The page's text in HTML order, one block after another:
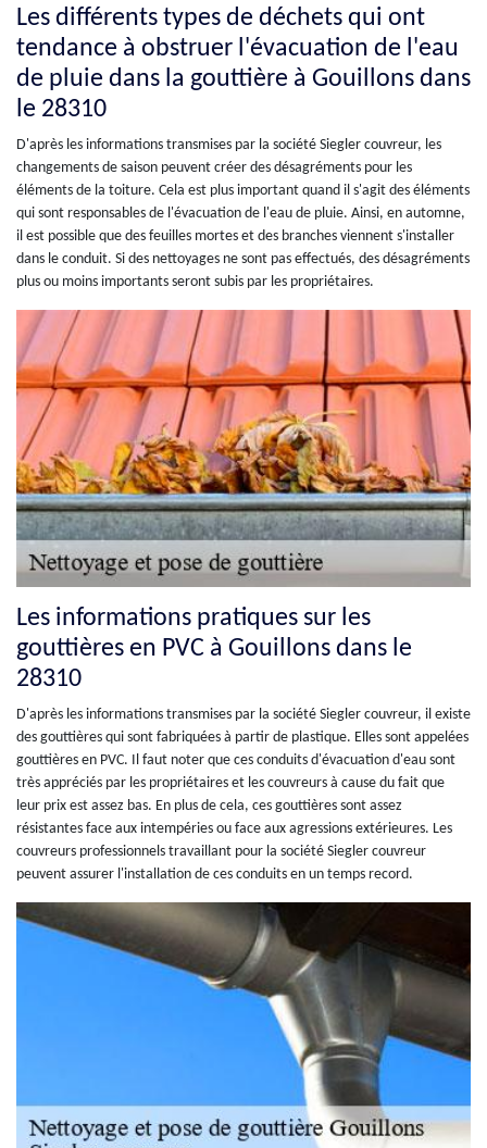
Les différents types de déchets qui ont
tendance à obstruer l'évacuation de l'eau
de pluie dans la gouttière à Gouillons dans
le 28310
D'après les informations transmises par la société Siegler couvreur, les
changements de saison peuvent créer des désagréments pour les
éléments de la toiture. Cela est plus important quand il s'agit des éléments
qui sont responsables de l'évacuation de l'eau de pluie. Ainsi, en automne,
il est possible que des feuilles mortes et des branches viennent s'installer
dans le conduit. Si des nettoyages ne sont pas effectués, des désagréments
plus ou moins importants seront subis par les propriétaires.
Les informations pratiques sur les
gouttières en PVC à Gouillons dans le
28310
D'après les informations transmises par la société Siegler couvreur, il existe
des gouttières qui sont fabriquées à partir de plastique. Elles sont appelées
gouttières en PVC. Il faut noter que ces conduits d'évacuation d'eau sont
très appréciés par les propriétaires et les couvreurs à cause du fait que
leur prix est assez bas. En plus de cela, ces gouttières sont assez
résistantes face aux intempéries ou face aux agressions extérieures. Les
couvreurs professionnels travaillant pour la société Siegler couvreur
peuvent assurer l'installation de ces conduits en un temps record.